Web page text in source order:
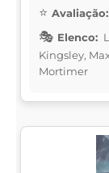
Avaliação:
Elenco:
Kingsley,
Mortimer